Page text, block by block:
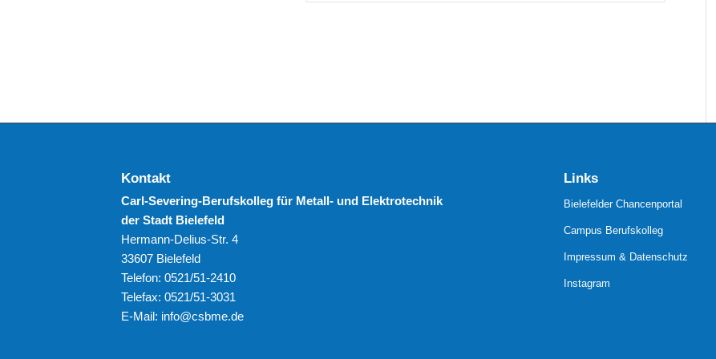
Kontakt
Carl-Severing-Berufskolleg für Metall- und Elektrotechnik
der Stadt Bielefeld
Hermann-Delius-Str. 4
33607 Bielefeld
Telefon: 0521/51-2410
Telefax: 0521/51-3031
E-Mail: info@csbme.de
Links
Bielefelder Chancenportal
Campus Berufskolleg
Impressum & Datenschutz
Instagram